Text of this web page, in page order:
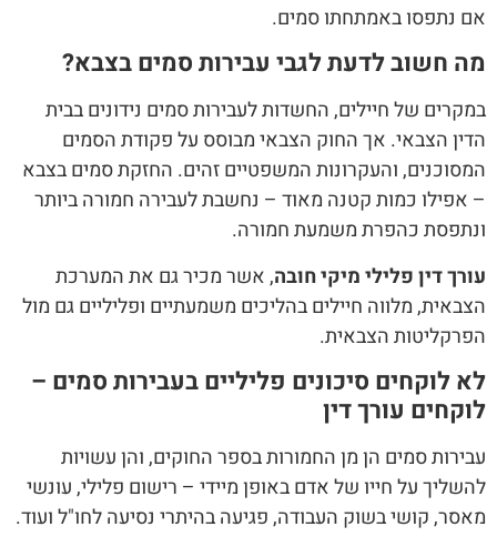
אם נתפסו באמתחתו סמים.
מה חשוב לדעת לגבי עבירות סמים בצבא?
במקרים של חיילים, החשדות לעבירות סמים נידונים בבית
הדין הצבאי. אך החוק הצבאי מבוסס על פקודת הסמים
המסוכנים, והעקרונות המשפטיים זהים. החזקת סמים בצבא
– אפילו כמות קטנה מאוד – נחשבת לעבירה חמורה ביותר
ונתפסת כהפרת משמעת חמורה.
עורך דין פלילי מיקי חובה, אשר מכיר גם את המערכת
הצבאית, מלווה חיילים בהליכים משמעתיים ופליליים גם מול
הפרקליטות הצבאית.
לא לוקחים סיכונים פליליים בעבירות סמים –
לוקחים עורך דין
עבירות סמים הן מן החמורות בספר החוקים, והן עשויות
להשליך על חייו של אדם באופן מיידי – רישום פלילי, עונשי
מאסר, קושי בשוק העבודה, פגיעה בהיתרי נסיעה לחו"ל ועוד.